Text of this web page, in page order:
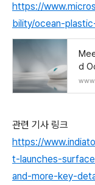
https://
bility/ocean-
d
관련 기사 링크
https://
t-launches-
and-more-key-